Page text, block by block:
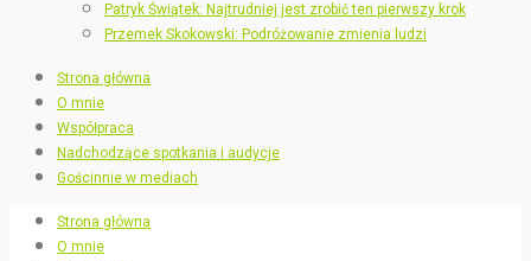
Patryk Świątek: Najtrudniej jest zrobić ten pierwszy krok
Przemek Skokowski: Podróżowanie zmienia ludzi
Strona główna
O mnie
Współpraca
Nadchodzące spotkania i audycje
Gościnnie w mediach
Strona główna
O mnie